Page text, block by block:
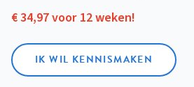
€ 34,97 voor 12 weken!
IK WIL KENNISMAKEN